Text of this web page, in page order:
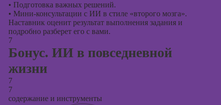
• Подготовка важных решений.
• Мини-консультации с ИИ в стиле «второго мозга».
Наставник оценит результат выполнения задания и
подробно разберет его с вами.
7
Бонус. ИИ в повседневной
жизни
7
7
содержание и инструменты